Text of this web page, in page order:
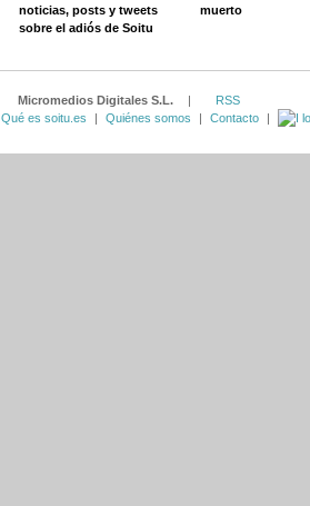
noticias, posts y tweets
sobre el adiós de Soitu
muerto
Micromedios Digitales S.L. |
RSS
Qué es soitu.es
| Quiénes somos | Contacto |